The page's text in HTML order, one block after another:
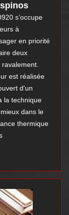
s’occupe
à
en priorité
deux
est réalisée
d'un
la technique
dans le
thermique